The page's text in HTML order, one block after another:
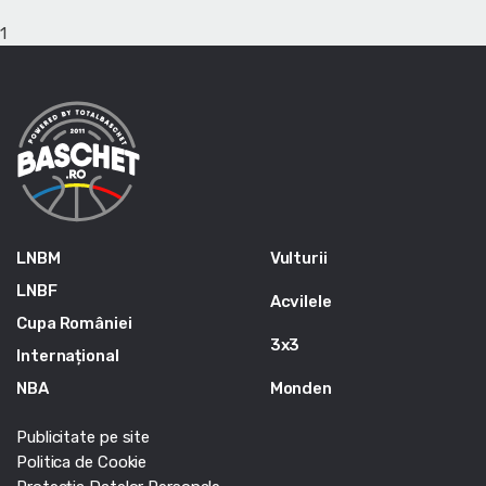
1
LNBM
LNBF
Cupa României
Internațional
NBA
Vulturii
Acvilele
3x3
Monden
Publicitate pe site
Politica de Cookie